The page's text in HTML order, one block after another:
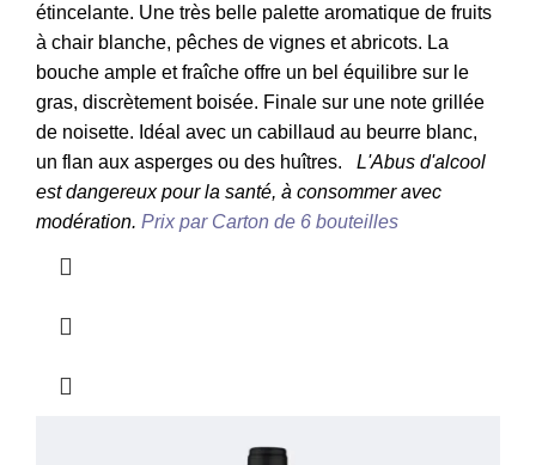
étincelante. Une très belle palette aromatique de fruits
à chair blanche, pêches de vignes et abricots. La
bouche ample et fraîche offre un bel équilibre sur le
gras, discrètement boisée. Finale sur une note grillée
de noisette. Idéal avec un cabillaud au beurre blanc,
un flan aux asperges ou des huîtres.
L'Abus d'alcool
est dangereux pour la santé, à consommer avec
modération. Prix par Carton de 6 bouteilles